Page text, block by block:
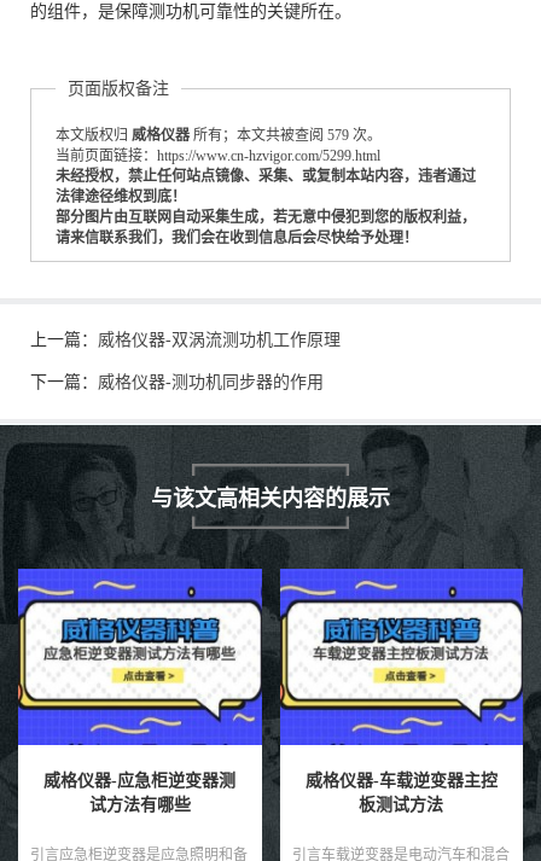
的组件，是保障测功机可靠性的关键所在。
页面版权备注
本文版权归 威格仪器 所有；本文共被查阅 579 次。
当前页面链接：https://www.cn-hzvigor.com/5299.html
未经授权，禁止任何站点镜像、采集、或复制本站内容，违者通过
法律途径维权到底！
部分图片由互联网自动采集生成，若无意中侵犯到您的版权利益，
请来信联系我们，我们会在收到信息后会尽快给予处理！
上一篇： 威格仪器-双涡流测功机工作原理
下一篇： 威格仪器-测功机同步器的作用
与该文高相关内容的展示
威格仪器-车载逆变器主控
板测试方法
引言车载逆变器是电动汽车和混合
威格仪器-逆变器效率分析
仪的作用
引言逆变器作为电力转换领域的核